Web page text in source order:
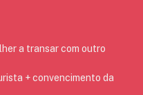
a transar com outro
+ convencimento da